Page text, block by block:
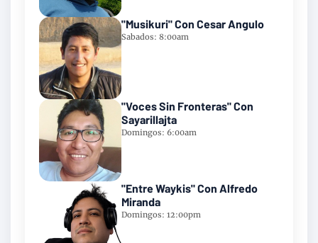
"Musikuri" Con Cesar Angulo
Sabados: 8:00am
"Voces Sin Fronteras" Con
Sayarillajta
Domingos: 6:00am
"Entre Waykis" Con Alfredo
Miranda
Domingos: 12:00pm